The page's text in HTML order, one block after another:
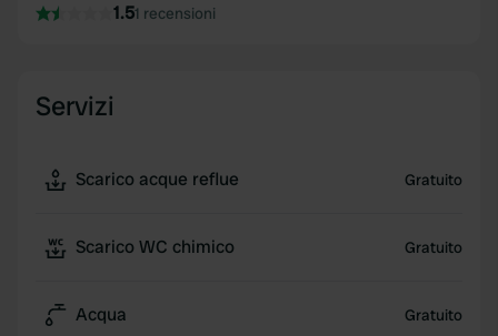
1.51 recensioni
Servizi
Scarico acque reflue Gratuito
Scarico WC chimico Gratuito
Acqua Gratuito